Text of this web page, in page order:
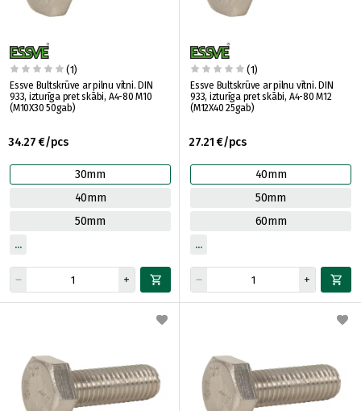
(1)
Essve Bultskrūve ar pilnu vītni. DIN
933, izturīga pret skābi, A4-80 M10
(M10X30 50gab)
34.27 €/pcs
30mm
40mm
50mm
(1)
Essve Bultskrūve ar pilnu vītni. DIN
933, izturīga pret skābi, A4-80 M12
(M12X40 25gab)
27.21 €/pcs
40mm
50mm
60mm